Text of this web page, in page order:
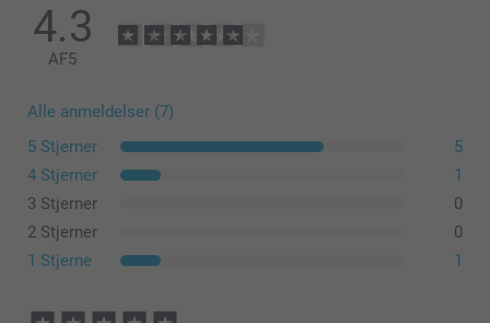
4.3
AF5
Alle anmeldelser (7)
5 Stjerner
5
4 Stjerner
1
3 Stjerner
0
2 Stjerner
0
1 Stjerne
1